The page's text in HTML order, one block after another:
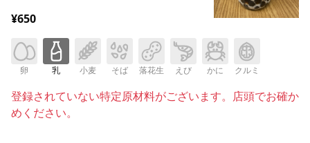
¥650
卵 乳 小麦 そば 落花生 えび かに クルミ
登録されていない特定原材料がございます。店頭でお確か
めください。